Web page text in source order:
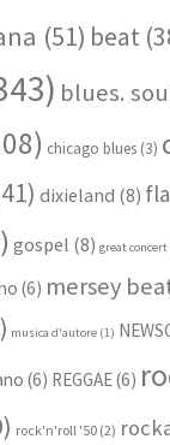
(51) beat
blues.
chicago blues (3)
dixieland (8)
gospel (8) great concert
(6) mersey
musica d'autore (1)
(6) REGGAE(6)
rock'n'roll '50 (2)